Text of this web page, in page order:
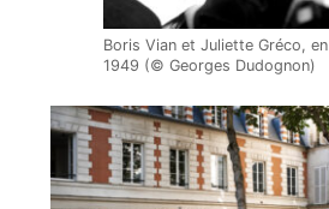
Boris Vian et Juliette Gréco, en
1949 (© Georges Dudognon)